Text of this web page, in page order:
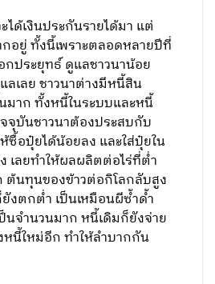
ได้เงินประกันรายได้มา แต่
อยู่ ทั้งนี้เพราะตลอดหลายปีที่
กประยุทธ์ ดูแลชาวนาน้อย
ลเลย ชาวนาต่างมีหนี้สิน
มาก ทั้งหนี้ในระบบและหนี้
จุบันชาวนาต้องประสบกับ
ซื้อปุ๋ยได้น้อยลง และใส่ปุ๋ยใน
เลยทำให้ผลผลิตต่อไร่ที่ต่ำ
ต้นทุนของข้าวต่อกิโลกลับสูง
งตกต่ำ เป็นเหมือนผีซ้ำด้ำ
จำนวนมาก หนี้เดิมก็ยังจ่าย
หนี้ใหม่อีก ทำให้ลำบากกัน